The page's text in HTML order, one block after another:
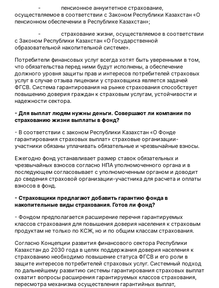
- пенсионное аннуитетное страхование,
осуществляемое в соответствии с Законом Республики Казахстан «О
пенсионном обеспечении в Республике Казахстан»;
- страхование жизни, осуществляемое в соответствии
с Законом Республики Казахстан «О Государственной
образовательной накопительной системе».
Потребители финансовых услуг всегда хотят быть уверенными в том,
что обязательства перед ними будут исполнены, а обеспечение
должного уровня защиты прав и интересов потребителей страховых
услуг в случае отзыва лицензии у страховщика является задачей
ФГСВ. Система гарантирования на рынке страхования способствует
повышению доверия граждан к страховым услугам, устойчивости и
надежности сектора.
- Для выплат людям нужны деньги. Совершают ли компании по
страхованию жизни выплаты в фонд?
- В соответствии с законом Республики Казахстан «О Фонде
гарантирования страховых выплат» страховые организации-
участники обязаны уплачивать обязательные и чрезвычайные взносы.
Ежегодно фонд устанавливает размер ставок обязательных и
чрезвычайных взносов согласно НПА уполномоченного органа и в
последующем согласовывает с уполномоченным органом и доводит
до сведения страховой организации-участника для расчета и оплаты
взносов в фонд.
- Страховщики предлагают добавить гарантию фонда в
накопительные виды страхования. Готов ли фонд?
- Фондом предполагается расширение перечня гарантируемых
классов страхования для повышения доверия населения к страховым
продуктам не только по КСЖ, но и по общим классам страхования.
Согласно Концепции развития финансового сектора Республики
Казахстан до 2030 года в целях поддержания доверия населения к
страхованию необходимо повышение статуса ФГСВ и его роли в
защите интересов потребителей страховых услуг. Системный подход
по дальнейшему развитию системы гарантирования страховых выплат
охватит вопросы расширения гарантируемых классов страхования,
пересмотра механизма осуществления гарантийных выплат,